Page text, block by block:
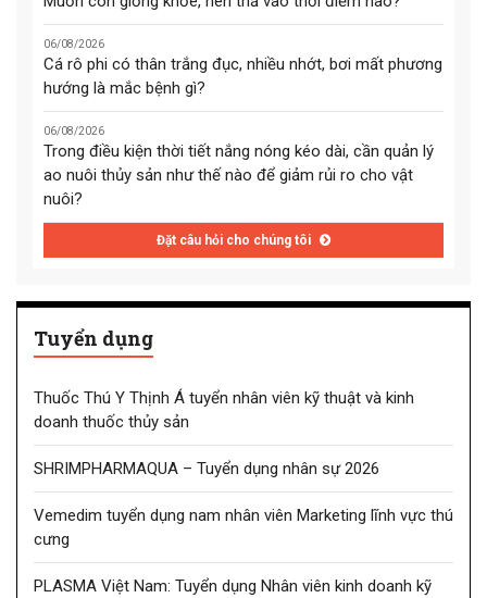
06/08/2026
Cá rô phi có thân trắng đục, nhiều nhớt, bơi mất phương
hướng là mắc bệnh gì?
06/08/2026
Trong điều kiện thời tiết nắng nóng kéo dài, cần quản lý
ao nuôi thủy sản như thế nào để giảm rủi ro cho vật
nuôi?
Đặt câu hỏi cho chúng tôi
Tuyển dụng
Thuốc Thú Y Thịnh Á tuyển nhân viên kỹ thuật và kinh
doanh thuốc thủy sản
SHRIMPHARMAQUA – Tuyển dụng nhân sự 2026
Vemedim tuyển dụng nam nhân viên Marketing lĩnh vực thú
cưng
PLASMA Việt Nam: Tuyển dụng Nhân viên kinh doanh kỹ